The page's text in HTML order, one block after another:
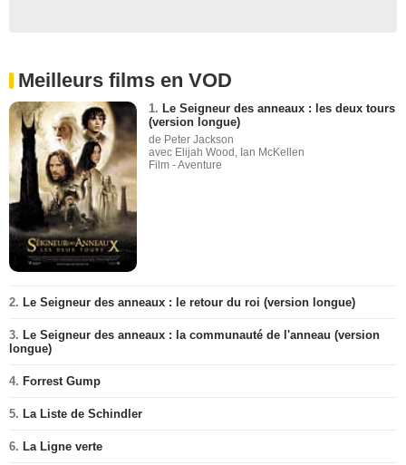
Meilleurs films en VOD
1. Le Seigneur des anneaux : les deux tours
(version longue)
de Peter Jackson
avec Elijah Wood, Ian McKellen
Film - Aventure
2. Le Seigneur des anneaux : le retour du roi (version longue)
3. Le Seigneur des anneaux : la communauté de l'anneau (version
longue)
4. Forrest Gump
5. La Liste de Schindler
6. La Ligne verte